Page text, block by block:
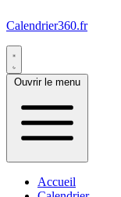
Calendrier360.fr
Ouvrir le menu
Accueil